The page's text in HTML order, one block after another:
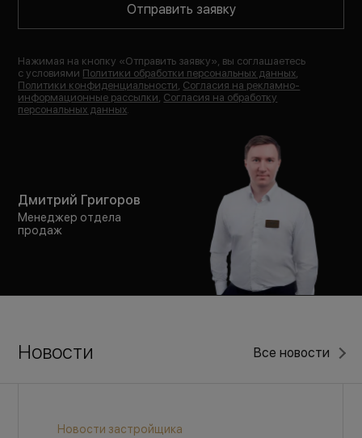
Отправить заявку
Нажимая на кнопку «Отправить заявку», вы соглашаетесь
с условиями Политики обработки персональных данных
Политики конфиденциальности Согласия на рекламно-
информационные рассылки Согласия на обработку
персональных данных
Дмитрий Григоров
Менеджер отдела
продаж
Новости Все новости
Новости застройщика